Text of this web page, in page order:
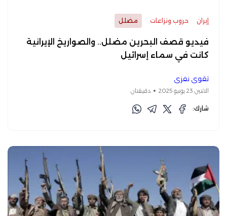
إيران حروب ونزاعات مضلل
فيديو قصف البحرين مضلل.. والصواريخ الإيرانية
كانت في سماء إسرائيل
تقوى نفزي
الاثنين 23 يونيو 2025 دقيقتان
شارك: